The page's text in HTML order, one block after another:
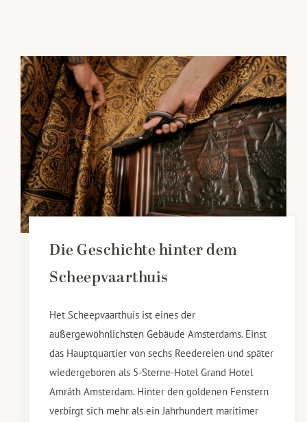
Die Geschichte hinter dem
Scheepvaarthuis
Het Scheepvaarthuis ist eines der
außergewöhnlichsten Gebäude Amsterdams. Einst
das Hauptquartier von sechs Reedereien und später
wiedergeboren als 5-Sterne-Hotel Grand Hotel
Amrâth Amsterdam. Hinter den goldenen Fenstern
verbirgt sich mehr als ein Jahrhundert maritimer